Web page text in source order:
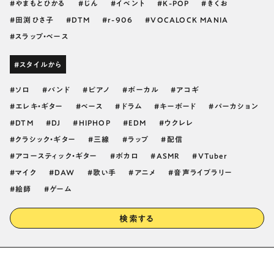
やまもとひかる じん イベント K-POP きくお
田渕ひさ子 DTM r-906 VOCALOCK MANIA
スラップ・ベース
#スタイルから
ソロ バンド ピアノ ボーカル アコギ
エレキ・ギター ベース ドラム キーボード パーカション
DTM DJ HIPHOP EDM ウクレレ
クラシック・ギター 三線 ラップ 配信
アコースティック・ギター ボカロ ASMR VTuber
マイク DAW 歌い手 アニメ 音声ライブラリー
絵師 ゲーム
検索する